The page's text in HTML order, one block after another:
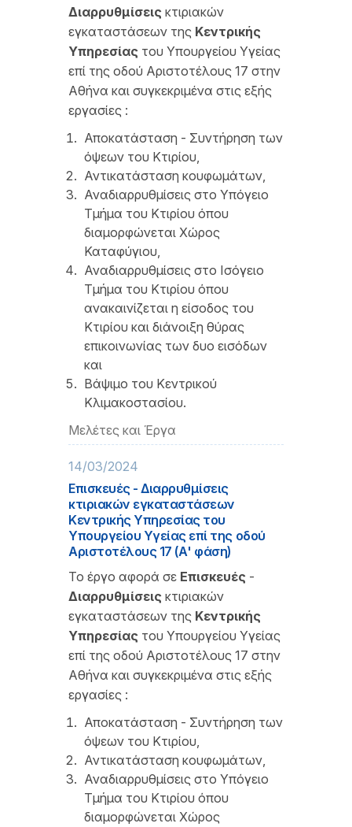
Διαρρυθμίσεις κτιριακών
εγκαταστάσεων της Κεντρικής
Υπηρεσίας του Υπουργείου Υγείας
επί της οδού Αριστοτέλους 17 στην
Αθήνα και συγκεκριμένα στις εξής
εργασίες :
Αποκατάσταση - Συντήρηση των
όψεων του Κτιρίου,
Αντικατάσταση κουφωμάτων,
Αναδιαρρυθμίσεις στο Υπόγειο
Τμήμα του Κτιρίου όπου
διαμορφώνεται Χώρος
Καταφύγιου,
Αναδιαρρυθμίσεις στο Ισόγειο
Τμήμα του Κτιρίου όπου
ανακαινίζεται η είσοδος του
Κτιρίου και διάνοιξη θύρας
επικοινωνίας των δυο εισόδων
και
Βάψιμο του Κεντρικού
Κλιμακοστασίου.
Μελέτες και Έργα
14/03/2024
Επισκευές - Διαρρυθμίσεις
κτιριακών εγκαταστάσεων
Κεντρικής Υπηρεσίας του
Υπουργείου Υγείας επί της οδού
Αριστοτέλους 17 (Α' φάση)
Το έργο αφορά σε Επισκευές -
Διαρρυθμίσεις κτιριακών
εγκαταστάσεων της Κεντρικής
Υπηρεσίας του Υπουργείου Υγείας
επί της οδού Αριστοτέλους 17 στην
Αθήνα και συγκεκριμένα στις εξής
εργασίες :
Αποκατάσταση - Συντήρηση των
όψεων του Κτιρίου,
Αντικατάσταση κουφωμάτων,
Αναδιαρρυθμίσεις στο Υπόγειο
Τμήμα του Κτιρίου όπου
διαμορφώνεται Χώρος